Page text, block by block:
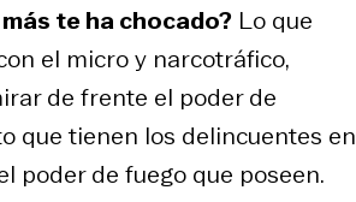
te ha chocado? Lo que
el micro y narcotráfico,
de frente el poder de
que tienen los delincuentes en
poder de fuego que poseen.